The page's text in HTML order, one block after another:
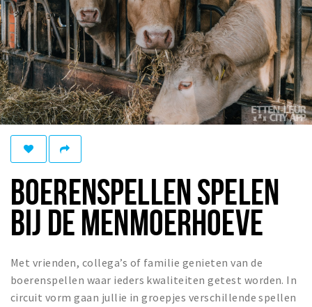
Eten
Drinken
Slapen
Recreatief
Winkels
Winkelgebieden
Bezienswaardigheden
Musea, theaters & podia
Toeristische routes
Natuurgebieden
BOERENSPELLEN SPELEN
BIJ DE MENMOERHOEVE
Met vrienden, collega’s of familie genieten van de
boerenspellen waar ieders kwaliteiten getest worden. In
circuit vorm gaan jullie in groepjes verschillende spellen